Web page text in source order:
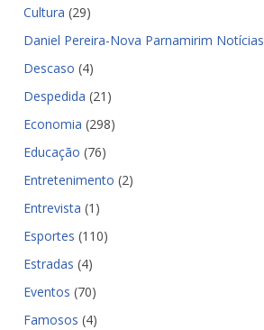
Cultura (29)
Daniel Pereira-Nova Parnamirim Notícias
Descaso (4)
Despedida (21)
Economia (298)
Educação (76)
Entretenimento (2)
Entrevista (1)
Esportes (110)
Estradas (4)
Eventos (70)
Famosos (4)